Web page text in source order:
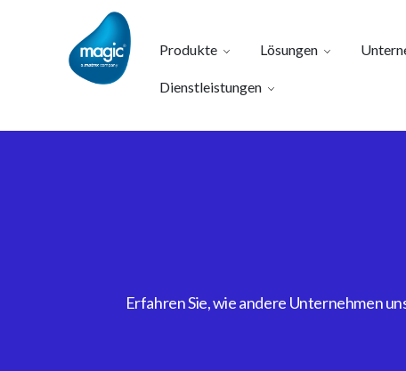
Produkte Lösungen
Dienstleistungen
Erfahren Sie, wie andere Unternehmen